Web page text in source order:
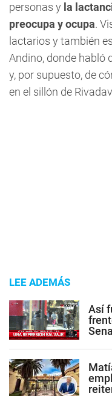
personas y la
preocupa y ocupa.
lactarios y también
Andino, donde habló
y, por supuesto, de
en el sillón de
LEE ADEMÁS
Así